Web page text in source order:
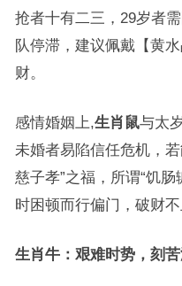
抢者十有二三，29岁者
队停滞，建议佩戴【黄
财。
感情婚姻上,生肖鼠与太
未婚者易陷信任危机，
慈子孝”之福，所谓“饥
时困顿而行偏门，破财不
生肖牛：艰难时势，刻